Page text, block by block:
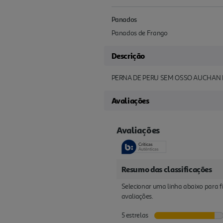
Panados
Panados de Frango
Descrição
PERNA DE PERU SEM OSSO AUCHAN
Avaliações